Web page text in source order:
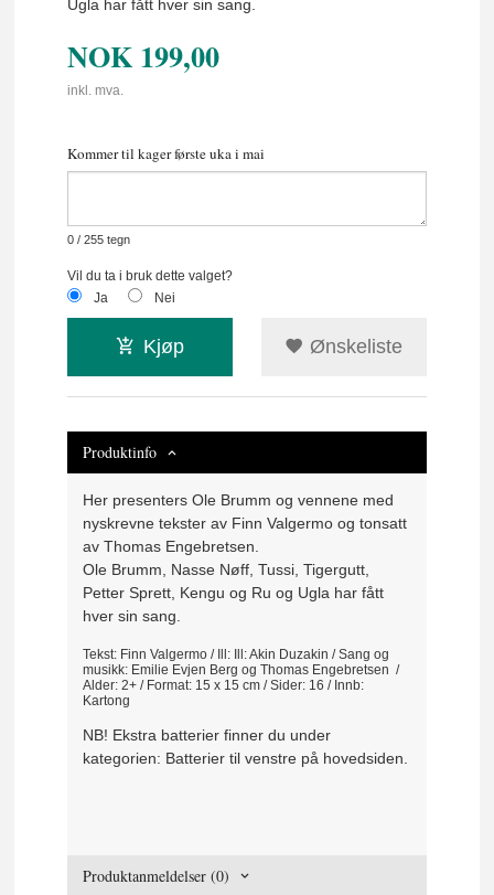
Ugla har fått hver sin sang.
NOK 199,00
inkl. mva.
Kommer til kager første uka i mai
0 / 255 tegn
Vil du ta i bruk dette valget?
Ja
Nei
Kjøp Ønskeliste
Produktinfo
Her presenters Ole Brumm og vennene med
nyskrevne tekster av Finn Valgermo og tonsatt
av Thomas Engebretsen.
Ole Brumm, Nasse Nøff, Tussi, Tigergutt,
Petter Sprett, Kengu og Ru og Ugla har fått
hver sin sang.
Tekst: Finn Valgermo / Ill: Ill: Akin Duzakin / Sang og
musikk: Emilie Evjen Berg og Thomas Engebretsen /
Alder: 2+ / Format: 15 x 15 cm / Sider: 16 / Innb:
Kartong
NB! Ekstra batterier finner du under
kategorien: Batterier til venstre på hovedsiden.
Produktanmeldelser (0)